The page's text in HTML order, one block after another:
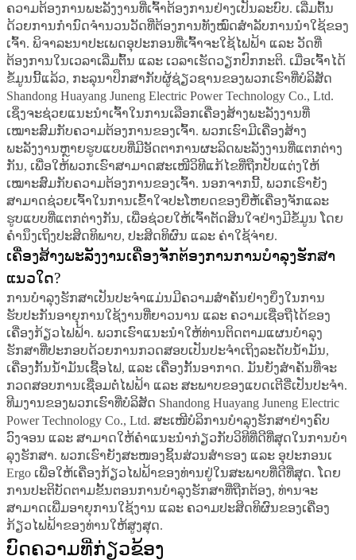
ຄວາມຕ້ອງການພະລັງງານທີ່ເຈົ້າຕ້ອງການຢ່າງເປັນລະບົບ. ເລີ່ມຕົ້ນ
ດ້ວຍການກຳນົດຈຳນວນວັດທີ່ຕ້ອງການທັງໝົດສຳລັບການນຳໃຊ້ຂອງ
ເຈົ້າ. ພິຈາລະນາປະເພດອຸປະກອນທີ່ເຈົ້າຈະໃຊ້ໄຟຟ້າ ແລະ ວັດທີ່
ຕ້ອງການໃນເວລາເລີ່ມຕົ້ນ ແລະ ເວລາເຮັດວຽກປົກກະຕິ. ເມື່ອເຈົ້າໄດ້
ຂໍ້ມູນນີ້ແລ້ວ, ກະລຸນາປຶກສາກັບຜູ້ຊ່ຽວຊານຂອງພວກເຮົາທີ່ບໍລິສັດ
Shandong Huayang Juneng Electric Power Technology Co., Ltd.
ເຊິ່ງຈະຊ່ວຍແນະນຳເຈົ້າໃນການເລືອກເຄື່ອງສ້າງພະລັງງານທີ່
ເໝາະສົມກັບຄວາມຕ້ອງການຂອງເຈົ້າ. ພວກເຮົາມີເຄື່ອງສ້າງ
ພະລັງງານຫຼາຍຮູບແບບທີ່ມີອັດຕາການຜະລິດພະລັງງານທີ່ແຕກຕ່າງ
ກັນ, ເພື່ອໃຫ້ພວກເຮົາສາມາດສະເໜີວິທີແກ້ໄຂທີ່ຖືກປັບແຕ່ງໃຫ້
ເໝາະສົມກັບຄວາມຕ້ອງການຂອງເຈົ້າ. ນອກຈາກນີ້, ພວກເຮົາຍັງ
ສາມາດຊ່ວຍເຈົ້າໃນການເຂົ້າໃຈປະໂຫຍດຂອງຍີ່ຫໍ້ເຄື່ອງຈັກແລະ
ຮູບແບບທີ່ແຕກຕ່າງກັນ, ເພື່ອຊ່ວຍໃຫ້ເຈົ້າຕັດສິນໃຈຢ່າງມີຂໍ້ມູນ ໂດຍ
ຄຳນຶງເຖິງປະສິດທິພາບ, ປະສິດທິຜົນ ແລະ ຄ່າໃຊ້ຈ່າຍ.
ເຄື່ອງສ້າງພະລັງງານເຄື່ອງຈັກຕ້ອງການການບໍາລຸງຮັກສາ
ແນວໃດ?
ການບໍາລຸງຮັກສາເປັນປະຈຳແມ່ນມີຄວາມສຳຄັນຢ່າງຍິ່ງໃນການ
ຮັບປະກັນອາຍຸການໃຊ້ງານທີ່ຍາວນານ ແລະ ຄວາມເຊື່ອຖືໄດ້ຂອງ
ເຄື່ອງກ້ຽວໄຟຟ້າ. ພວກເຮົາແນະນຳໃຫ້ທ່ານຕິດຕາມແຜນບໍາລຸງ
ຮັກສາທີ່ປະກອບດ້ວຍການກວດສອບເປັນປະຈຳເຖິງລະດັບນ້ຳມັນ,
ເຄື່ອງກັ້ນນ້ຳມັນເຊື້ອໄຟ, ແລະ ເຄື່ອງກັ້ນອາກາດ. ມັນຍັງສຳຄັນທີ່ຈະ
ກວດສອບການເຊື່ອມຕໍ່ໄຟຟ້າ ແລະ ສະພາບຂອງແບດເຕີຣີ່ເປັນປະຈຳ.
ທີມງານຂອງພວກເຮົາທີ່ບໍລິສັດ Shandong Huayang Juneng Electric
Power Technology Co., Ltd. ສະເໜີບໍລິການບໍາລຸງຮັກສາຢ່າງຄົບ
ວົງຈອນ ແລະ ສາມາດໃຫ້ຄຳແນະນຳກ່ຽວກັບວິທີທີ່ດີທີ່ສຸດໃນການບໍາ
ລຸງຮັກສາ. ພວກເຮົາຍັງສະໜອງຊິ້ນສ່ວນສຳຮອງ ແລະ ອຸປະກອນເ
Ergo ເພື່ອໃຫ້ເຄື່ອງກ້ຽວໄຟຟ້າຂອງທ່ານຢູ່ໃນສະພາບທີ່ດີທີ່ສຸດ. ໂດຍ
ການປະຕິບັດຕາມຂັ້ນຕອນການບໍາລຸງຮັກສາທີ່ຖືກຕ້ອງ, ທ່ານຈະ
ສາມາດເພີ່ມອາຍຸການໃຊ້ງານ ແລະ ຄວາມປະສິດທິຜົນຂອງເຄື່ອງ
ກ້ຽວໄຟຟ້າຂອງທ່ານໃຫ້ສູງສຸດ.
ບົດຄວາມທີ່ກ່ຽວຂ້ອງ